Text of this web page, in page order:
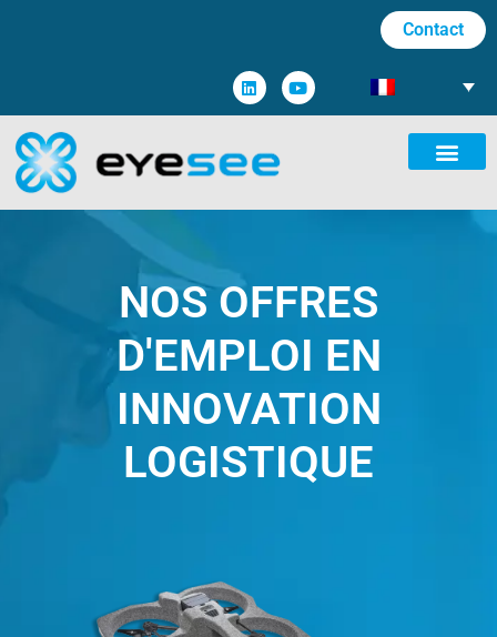
Contact
NOS OFFRES
D'EMPLOI EN
INNOVATION
LOGISTIQUE